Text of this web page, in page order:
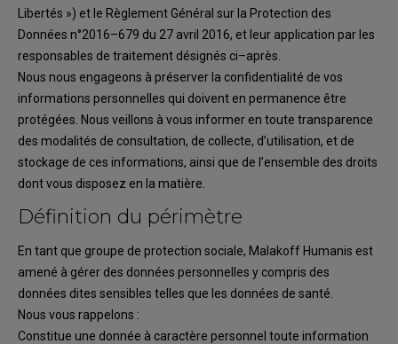
Libertés ») et le Règlement Général sur la Protection des
Données n°2016–679 du 27 avril 2016, et leur application par les
responsables de traitement désignés ci–après.
Nous nous engageons à préserver la confidentialité de vos
informations personnelles qui doivent en permanence être
protégées. Nous veillons à vous informer en toute transparence
des modalités de consultation, de collecte, d’utilisation, et de
stockage de ces informations, ainsi que de l’ensemble des droits
dont vous disposez en la matière.
Définition du périmètre
En tant que groupe de protection sociale, Malakoff Humanis est
amené à gérer des données personnelles y compris des
données dites sensibles telles que les données de santé
Nous vous rappelons :
Constitue une donnée à caractère personnel toute information